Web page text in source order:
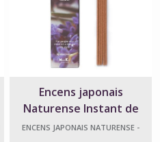
Encens japonais
Naturense Instant de
Bien-être – Nippon Kodo
ENCENS JAPONAIS NATURENSE -